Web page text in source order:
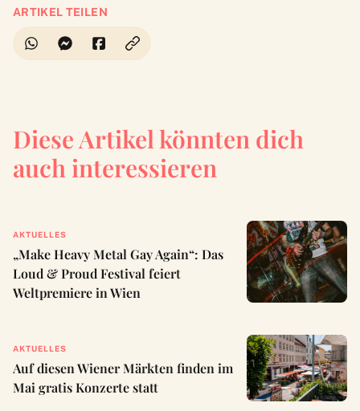
ARTIKEL TEILEN
Diese Artikel könnten dich
auch interessieren
AKTUELLES
„Make Heavy Metal Gay Again“: Das
Loud & Proud Festival feiert
Weltpremiere in Wien
AKTUELLES
Auf diesen Wiener Märkten finden im
Mai gratis Konzerte statt